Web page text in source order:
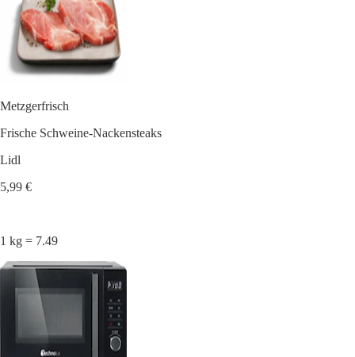
Metzgerfrisch
Frische Schweine-Nackensteaks
Lidl
5,99 €
1 kg = 7.49